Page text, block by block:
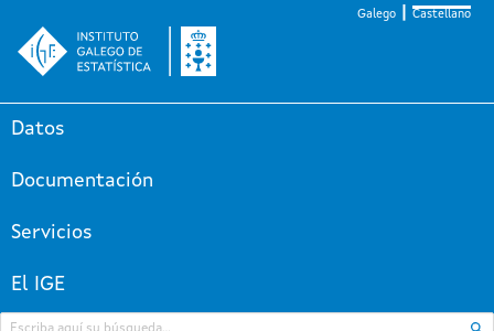
Galego Castellano
Datos
Documentación
Servicios
El IGE